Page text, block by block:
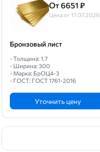
От 6651 ₽
Цена от 17.07.2026
Бронзовый лист
- Толщина: 1.7
- Ширина: 300
- Марка: БрОЦ4-3
- ГОСТ: ГОСТ 1761-2016
Уточнить цену